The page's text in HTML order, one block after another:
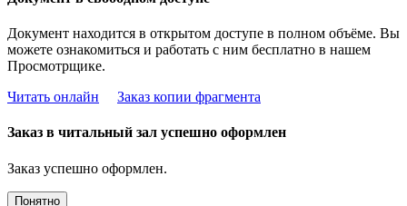
Документ находится в открытом доступе в полном объёме. Вы
можете ознакомиться и работать с ним бесплатно в нашем
Просмотрщике.
Читать онлайн
Заказ копии фрагмента
Заказ в читальный зал успешно оформлен
Заказ успешно оформлен.
Понятно